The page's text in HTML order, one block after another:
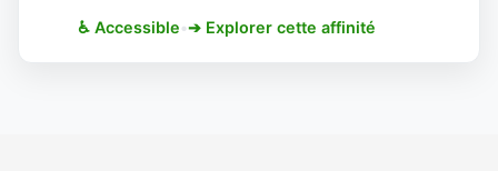
♿ Accessible•➔ Explorer cette affinité